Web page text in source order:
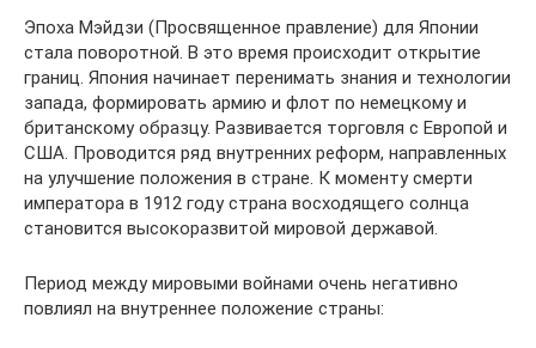
Эпоха Мэйдзи (Просвященное правление) для Японии
стала поворотной. В это время происходит открытие
границ. Япония начинает перенимать знания и технологии
запада, формировать армию и флот по немецкому и
британскому образцу. Развивается торговля с Европой и
США. Проводится ряд внутренних реформ, направленных
на улучшение положения в стране. К моменту смерти
императора в 1912 году страна восходящего солнца
становится высокоразвитой мировой державой.
Период между мировыми войнами очень негативно
повлиял на внутреннее положение страны: